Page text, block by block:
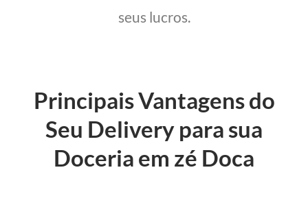
seus lucros.
Principais Vantagens do
Seu Delivery para sua
Doceria em zé Doca